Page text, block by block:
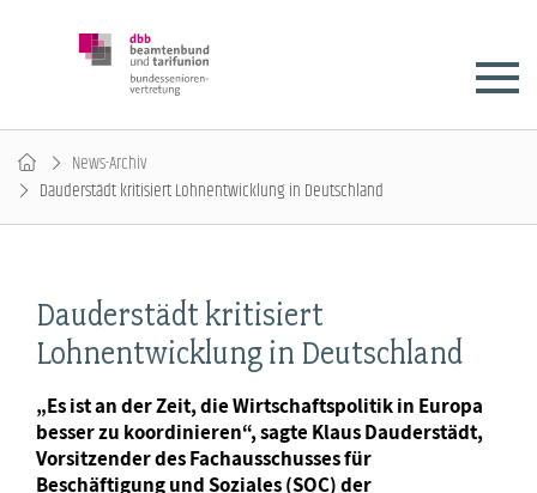
News-Archiv
Dauderstädt kritisiert Lohnentwicklung in Deutschland
Dauderstädt kritisiert
Lohnentwicklung in Deutschland
„Es ist an der Zeit, die Wirtschaftspolitik in Europa
besser zu koordinieren“, sagte Klaus Dauderstädt,
Vorsitzender des Fachausschusses für
Beschäftigung und Soziales (SOC) der